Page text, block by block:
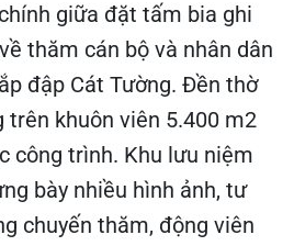
giữa đặt tấm bia ghi
thăm cán bộ và nhân dân
đập Cát Tường. Đền thờ
trên khuôn viên 5.400 m2
công trình. Khu lưu niệm
bày nhiều hình ảnh, tư
chuyến thăm, động viên